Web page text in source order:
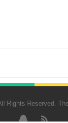
Rights Reserved.